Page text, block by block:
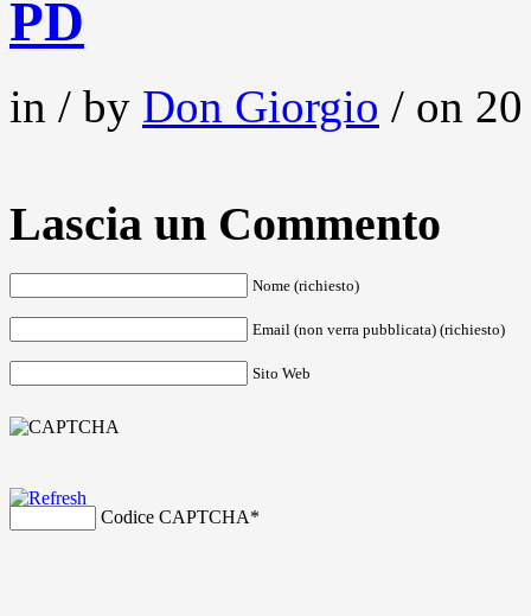
PD
in / by Don Giorgio / on
Lascia un Commento
Nome (richiesto)
Email (non verra pubblicata) (richiesto)
Sito Web
Codice CAPTCHA*